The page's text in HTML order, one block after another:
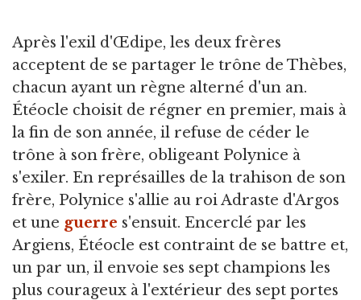
Après l'exil d'Œdipe, les deux frères
acceptent de se partager le trône de Thèbes,
chacun ayant un règne alterné d'un an.
Étéocle choisit de régner en premier, mais à
la fin de son année, il refuse de céder le
trône à son frère, obligeant Polynice à
s'exiler. En représailles de la trahison de son
frère, Polynice s'allie au roi Adraste d'Argos
et une guerre s'ensuit. Encerclé par les
Argiens, Étéocle est contraint de se battre et,
un par un, il envoie ses sept champions les
plus courageux à l'extérieur des sept portes